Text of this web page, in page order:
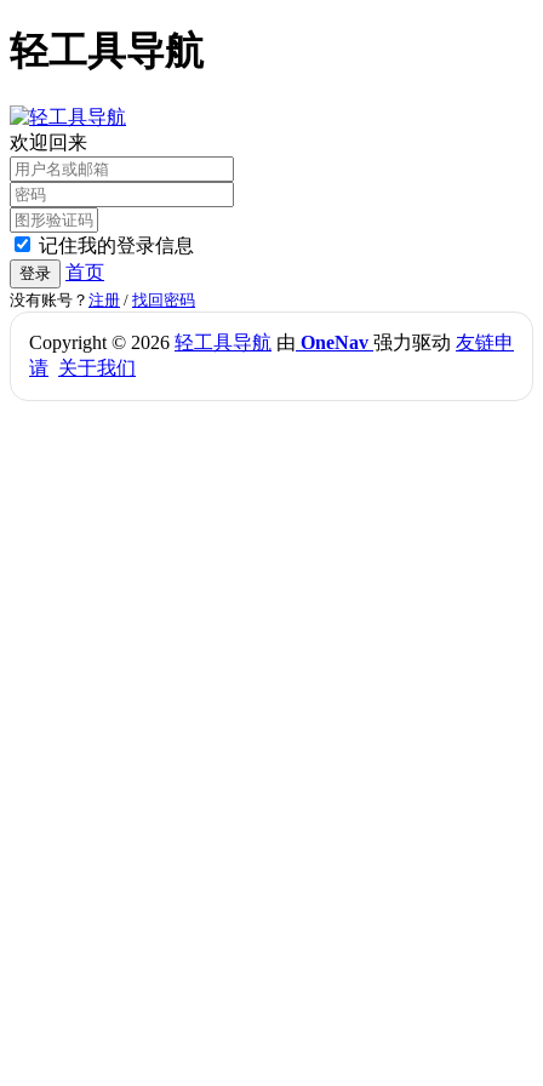
轻工具导航
欢迎回来
记住我的登录信息
登录 首页
没有账号？ 注册 / 找回密码
Copyright © 2026 轻工具导航 由 OneNav 强力驱动 友链申
请 关于我们